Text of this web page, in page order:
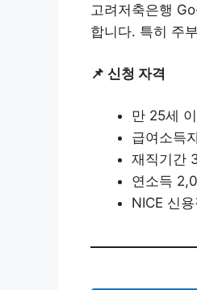
고려저축은행
합니다. 특히 주
📌 신청 자격
만 25세
급여소득
재직기간
연소득
NICE 신